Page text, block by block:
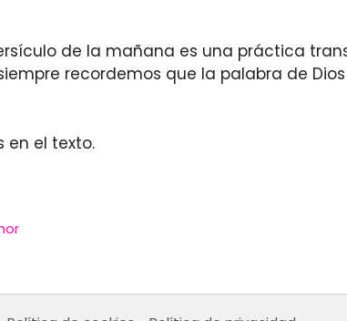
de la mañana es una práctica
recordemos que la palabra de
en el texto.